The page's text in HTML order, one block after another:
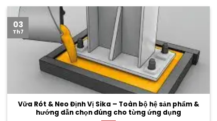
Vữa Rót & Neo Định Vị Sika – Toàn bộ hệ sản phẩm &
hướng dẫn chọn đúng cho từng ứng dụng
03
Th7